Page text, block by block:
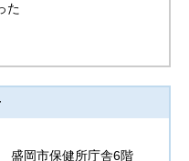
た
岡市保健所庁舎6階